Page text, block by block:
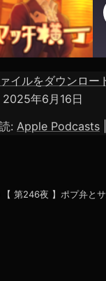
Apple Podcasts
RSS FEED
SHARE
LINK
イルをダウンロー
2025年6月16日
: Apple Podcasts
【 第246夜 】ポプ弁と